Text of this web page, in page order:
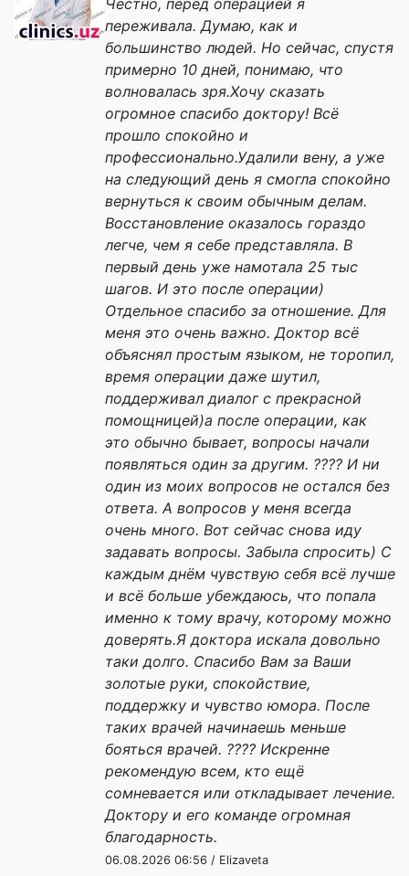
переживала. Думаю, как и
большинство людей. Но сейчас, спустя
примерно 10 дней, понимаю, что
волновалась зря.Хочу сказать
огромное спасибо доктору! Всё
прошло спокойно и
профессионально.Удалили вену, а уже
на следующий день я смогла спокойно
вернуться к своим обычным делам.
Восстановление оказалось гораздо
легче, чем я себе представляла. В
первый день уже намотала 25 тыс
шагов. И это после операции)
Отдельное спасибо за отношение. Для
меня это очень важно. Доктор всё
объяснял простым языком, не торопил,
время операции даже шутил,
поддерживал диалог с прекрасной
помощницей)а после операции, как
это обычно бывает, вопросы начали
появляться один за другим. ???? И ни
один из моих вопросов не остался без
ответа. А вопросов у меня всегда
очень много. Вот сейчас снова иду
задавать вопросы. Забыла спросить) С
каждым днём чувствую себя всё лучше
и всё больше убеждаюсь, что попала
именно к тому врачу, которому можно
доверять.Я доктора искала довольно
таки долго. Спасибо Вам за Ваши
золотые руки, спокойствие,
поддержку и чувство юмора. После
таких врачей начинаешь меньше
бояться врачей. ???? Искренне
рекомендую всем, кто ещё
сомневается или откладывает лечение.
Доктору и его команде огромная
благодарность.
06.08.2026 06:56 / Elizaveta